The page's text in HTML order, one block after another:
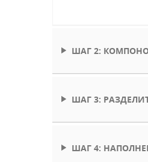
ШАГ 2:
ШАГ 3:
ШАГ 4: